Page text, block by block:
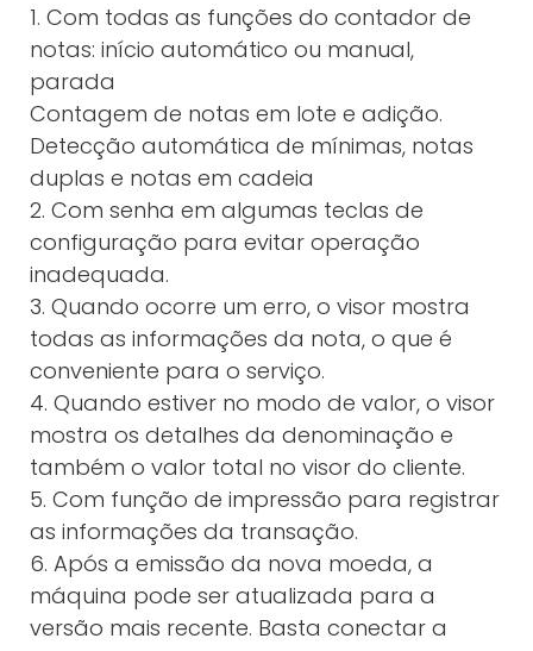
1. Com todas as funções do contador de
notas: início automático ou manual,
parada
Contagem de notas em lote e adição.
Detecção automática de mínimas, notas
duplas e notas em cadeia
2. Com senha em algumas teclas de
configuração para evitar operação
inadequada.
3. Quando ocorre um erro, o visor mostra
todas as informações da nota, o que é
conveniente para o serviço.
4. Quando estiver no modo de valor, o visor
mostra os detalhes da denominação e
também o valor total no visor do cliente.
5. Com função de impressão para registrar
as informações da transação.
6. Após a emissão da nova moeda, a
máquina pode ser atualizada para a
versão mais recente. Basta conectar a